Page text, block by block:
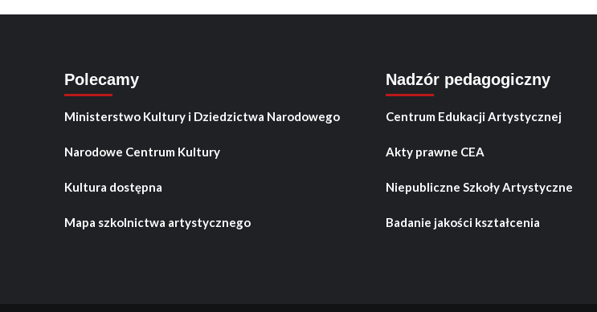
Polecamy
Ministerstwo Kultury i Dziedzictwa Narodowego
Narodowe Centrum Kultury
Kultura dostępna
Mapa szkolnictwa artystycznego
Nadzór pedagogiczny
Centrum Edukacji Artystycznej
Akty prawne CEA
Niepubliczne Szkoły Artystyczne
Badanie jakości kształcenia